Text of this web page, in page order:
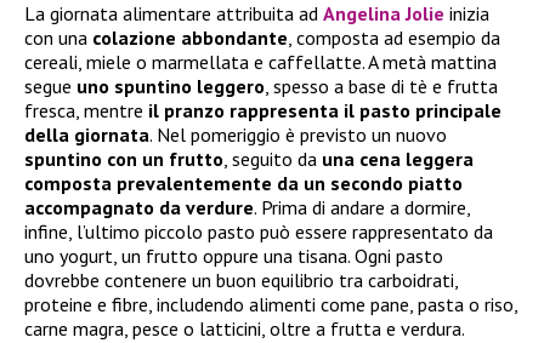
La giornata alimentare attribuita ad Angelina Jolie inizia
con una colazione abbondante, composta ad esempio da
cereali, miele o marmellata e caffellatte. A metà mattina
segue uno spuntino leggero, spesso a base di tè e frutta
fresca, mentre il pranzo rappresenta il pasto principale
della giornata. Nel pomeriggio è previsto un nuovo
spuntino con un frutto, seguito da una cena leggera
composta prevalentemente da un secondo piatto
accompagnato da verdure. Prima di andare a dormire,
infine, l’ultimo piccolo pasto può essere rappresentato da
uno yogurt, un frutto oppure una tisana. Ogni pasto
dovrebbe contenere un buon equilibrio tra carboidrati,
proteine e fibre, includendo alimenti come pane, pasta o riso,
carne magra, pesce o latticini, oltre a frutta e verdura.